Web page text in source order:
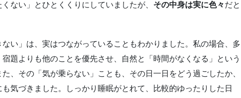
ない」とひとくくりにしていましたが、 その中身は実に色々だと
ない」は、実はつながっていることもわかりました。私の場合、多
題よりも他のことを優先させ、自然と「時間がなくなる」という
、その「気が乗らない」ことも、その日一日をどう過ごしたか、
気づきました。しっかり睡眠がとれて、比較的ゆったりした日